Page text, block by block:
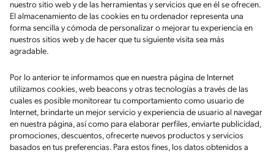
nuestro sitio web y de las herramientas y servicios que en él se ofrecen.
El almacenamiento de las cookies en tu ordenador representa una
forma sencilla y cómoda de personalizar o mejorar tu experiencia en
nuestros sitios web y de hacer que tu siguiente visita sea más
agradable.
Por lo anterior te informamos que en nuestra página de Internet
utilizamos cookies, web beacons y otras tecnologías a través de las
cuales es posible monitorear tu comportamiento como usuario de
Internet, brindarte un mejor servicio y experiencia de usuario al navegar
en nuestra página, así como para elaborar perfiles, enviarte publicidad,
promociones, descuentos, ofrecerte nuevos productos y servicios
basados en tus preferencias. Para estos fines, los datos obtenidos a